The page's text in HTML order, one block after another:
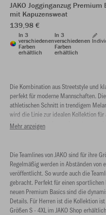
JAKO Jogginganzug Premium
mit Kapuzensweat
139,98 €
In 3
verschiedenen
Farben
erhältlich
In 3
verschiedenen
Farben
erhältlich
Die Kombination aus Streetstyle und
perfekt für moderne Mannschaften.
athletischen Schnitt in trendigem
wird die Linie zur idealen Kollektion
Mischgewebe ist besonders
Funktionalität optimal.
Mehr anzeigen
Die Teamlines von JAKO sind für ihre
Regelmäßig werden in Abständen von
veröffentlicht. So wurde auch die
gebracht. Perfekt für einen
neuen Premium Basics sind die
Details. Für Herren ist die Kollektion
Größen S - 4XL im JAKO Shop